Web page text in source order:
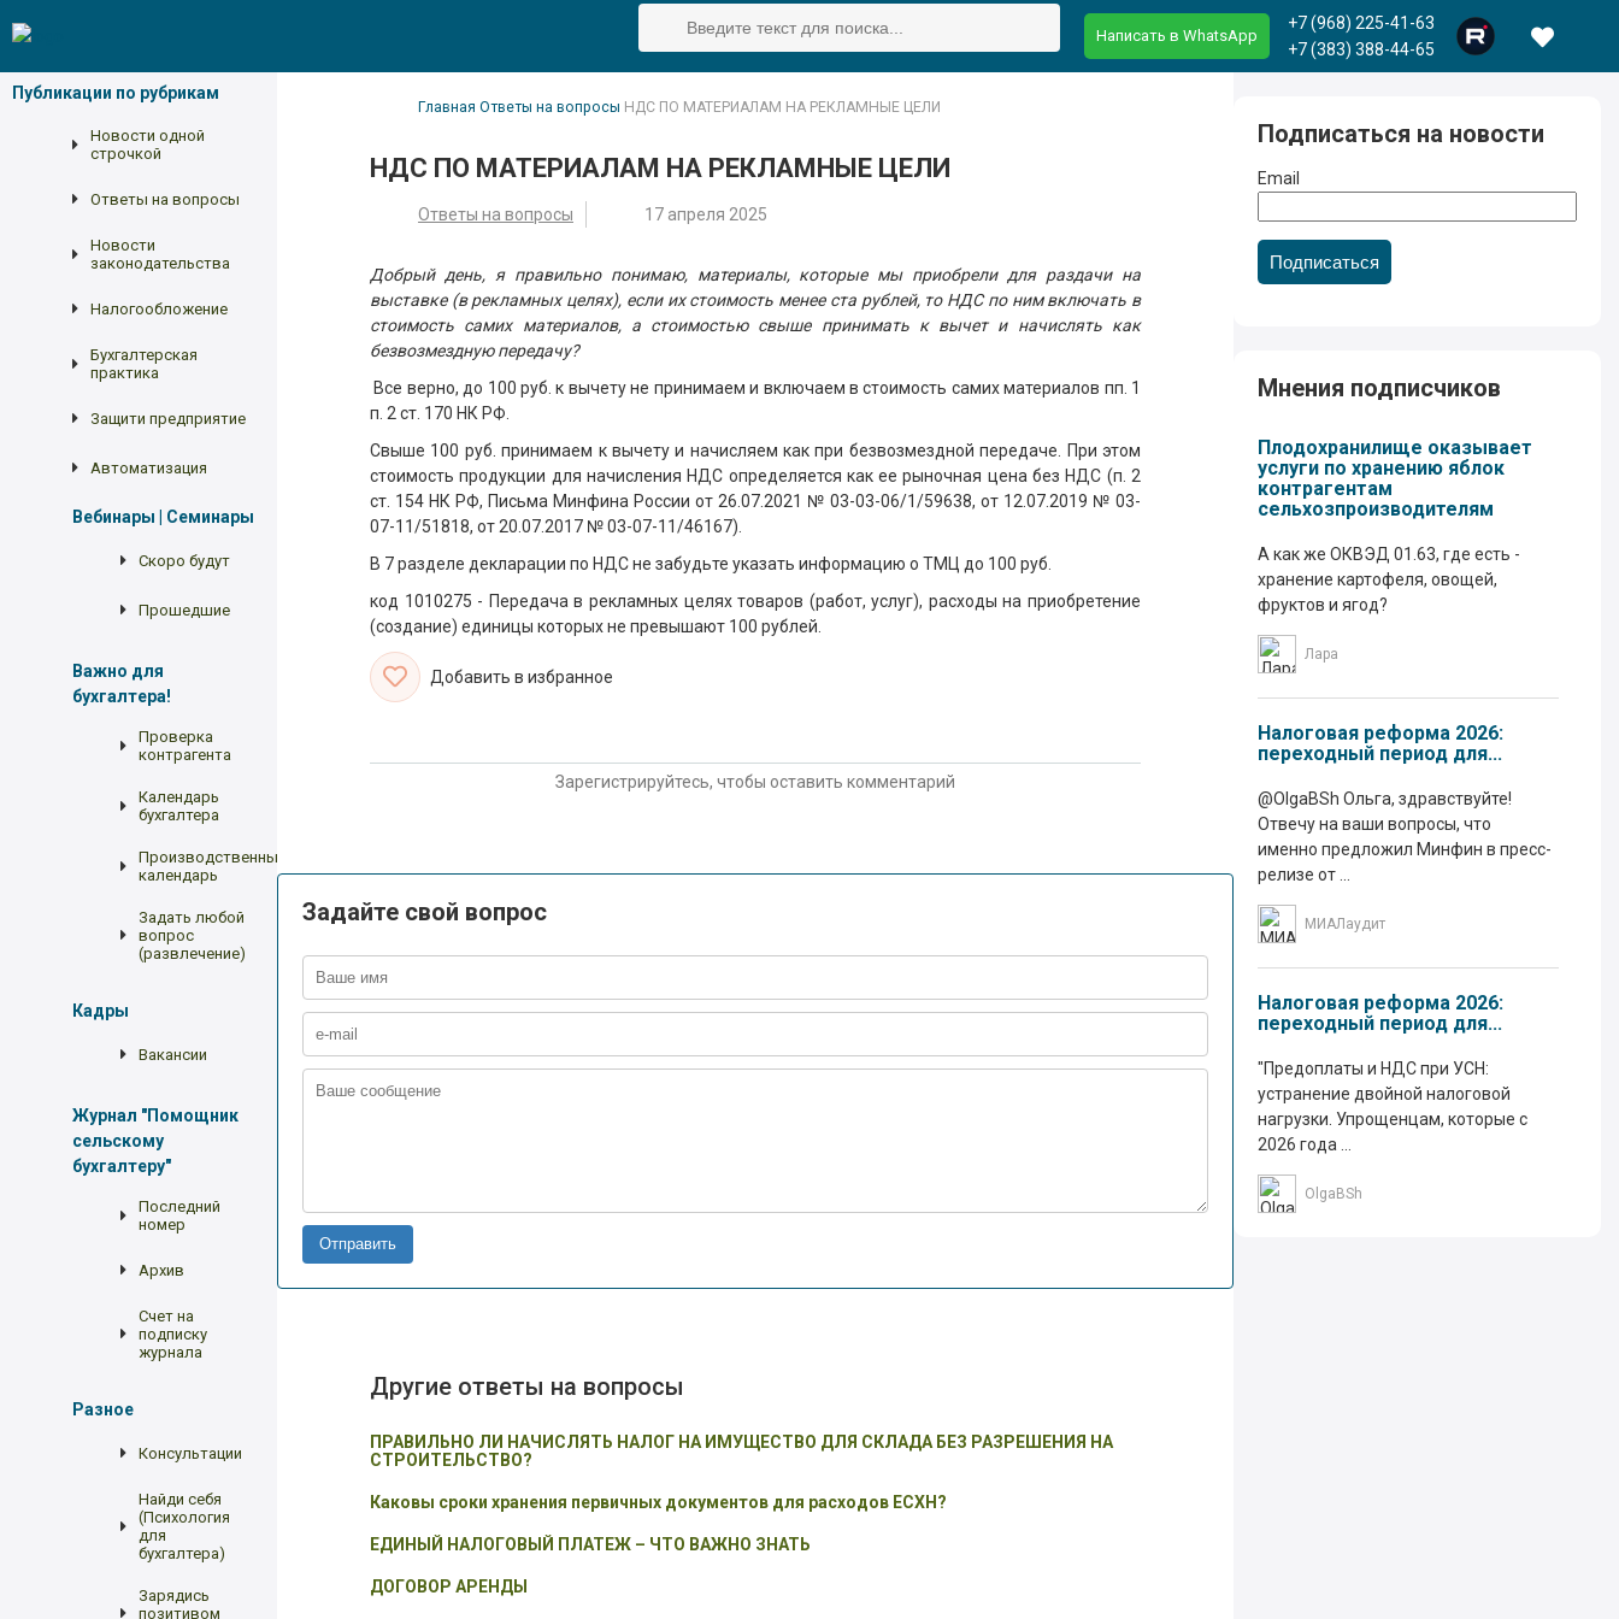
Написать в WhatsApp
+7 (968) 225-41-63
+7 (383) 388-44-65
Публикации по рубрикам
Новости одной
строчкой
Ответы на вопросы
Новости
законодательства
Налогообложение
Бухгалтерская
практика
Защити предприятие
Автоматизация
Вебинары | Семинары
Скоро будут
Прошедшие
Важно для
бухгалтера!
Проверка
контрагента
Календарь
бухгалтера
Производственный
календарь
Задать любой
вопрос
(развлечение)
Кадры
Вакансии
Журнал "Помощник
сельскому
бухгалтеру"
Последний
номер
Архив
Счет на
подписку
журнала
Разное
Консультации
Найди себя
(Психология
для
бухгалтера)
Зарядись
позитивом
Главная Ответы на вопросы НДС ПО МАТЕРИАЛАМ НА РЕКЛАМНЫЕ ЦЕЛИ
НДС ПО МАТЕРИАЛАМ НА РЕКЛАМНЫЕ ЦЕЛИ
Ответы на вопросы 17 апреля 2025
Добрый день, я правильно понимаю, материалы, которые мы приобрели для раздачи на
выставке (в рекламных целях), если их стоимость менее ста рублей, то НДС по ним включать в
стоимость самих материалов, а стоимостью свыше принимать к вычет и начислять как
безвозмездную передачу?
Все верно, до 100 руб. к вычету не принимаем и включаем в стоимость самих материалов пп. 1
п. 2 ст. 170 НК РФ.
Свыше 100 руб. принимаем к вычету и начисляем как при безвозмездной передаче. При этом
стоимость продукции для начисления НДС определяется как ее рыночная цена без НДС (п. 2
ст. 154 НК РФ, Письма Минфина России от 26.07.2021 № 03-03-06/1/59638, от 12.07.2019 № 03-
07-11/51818, от 20.07.2017 № 03-07-11/46167).
В 7 разделе декларации по НДС не забудьте указать информацию о ТМЦ до 100 руб.
код 1010275 - Передача в рекламных целях товаров (работ, услуг), расходы на приобретение
(создание) единицы которых не превышают 100 рублей.
Добавить в избранное
Зарегистрируйтесь, чтобы оставить комментарий
Задайте свой вопрос
Отправить
Другие ответы на вопросы
ПРАВИЛЬНО ЛИ НАЧИСЛЯТЬ НАЛОГ НА ИМУЩЕСТВО ДЛЯ СКЛАДА БЕЗ РАЗРЕШЕНИЯ НА
СТРОИТЕЛЬСТВО?
Каковы сроки хранения первичных документов для расходов ЕСХН?
ЕДИНЫЙ НАЛОГОВЫЙ ПЛАТЕЖ – ЧТО ВАЖНО ЗНАТЬ
ДОГОВОР АРЕНДЫ
Подписаться на новости
Email
Подписаться
Мнения подписчиков
Плодохранилище оказывает
услуги по хранению яблок
контрагентам
сельхозпроизводителям
А как же ОКВЭД 01.63, где есть -
хранение картофеля, овощей,
фруктов и ягод?
Лара
Налоговая реформа 2026:
переходный период для...
@OlgaBSh Ольга, здравствуйте!
Отвечу на ваши вопросы, что
именно предложил Минфин в пресс-
релизе от ...
МИАЛаудит
Налоговая реформа 2026:
переходный период для...
"Предоплаты и НДС при УСН:
устранение двойной налоговой
нагрузки. Упрощенцам, которые с
2026 года ...
OlgaBSh